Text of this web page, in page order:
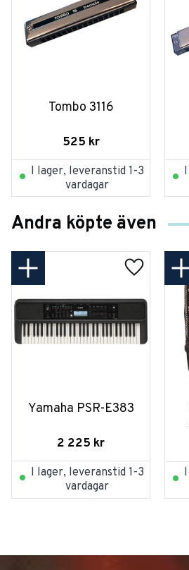
Tombo 3116
525 kr
I lager, leveranstid 1-3
vardagar
Andra köpte även
Yamaha PSR-E383
2 225 kr
I lager, leveranstid 1-3
vardagar